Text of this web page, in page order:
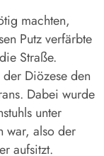
machten,
Putz verfärbte
Straße.
Diözese den
Dabei wurde
unter
war, also der
aufsitzt.